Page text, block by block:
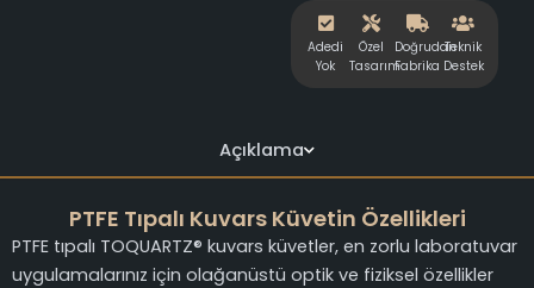
Adedi
Yok
Özel
Tasarım
Doğrudan
Fabrika
Teknik
Destek
Açıklama
PTFE Tıpalı Kuvars Küvetin Özellikleri
PTFE tıpalı TOQUARTZ® kuvars küvetler, en zorlu laboratuvar
uygulamalarınız için olağanüstü optik ve fiziksel özellikler